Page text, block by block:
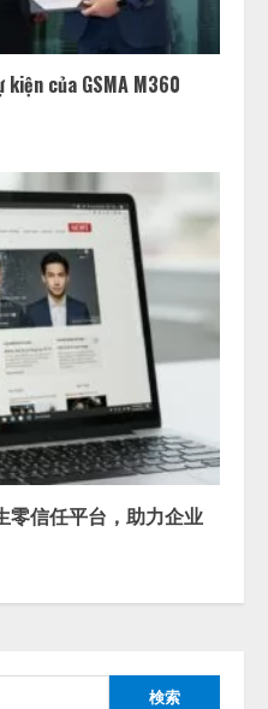
của GSMA M360
零信任平台，助力企业
AIで組織の改善点を見
Client View 新テ
開！ 新オプション！ AI
務実態を分析し労務改
藤原竜也メイキング
「もしAIが自分を分析し
休めと言われる自信が
年の夏はカブトムシを
、虫と戦ったり…」
テラス、ガバナンス機
AIエージェントプラッ
「QueryPie AIP」を提
AIはどの法律事務所を
のか』について 企業法